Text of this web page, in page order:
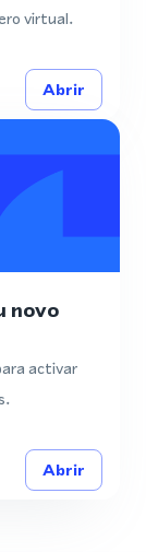
virtual.
Abrir
novo
activar
Abrir